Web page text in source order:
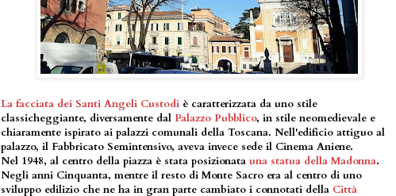
La facciata dei Santi Angeli Custodi è caratterizzata da uno stile
classicheggiante, diversamente dal Palazzo Pubblico, in stile neomedievale e
chiaramente ispirato ai palazzi comunali della Toscana. Nell'edificio attiguo al
palazzo, il Fabbricato Semintensivo, aveva invece sede il Cinema Aniene.
Nel 1948, al centro della piazza è stata posizionata una statua della Madonna.
Negli anni Cinquanta, mentre il resto di Monte Sacro era al centro di uno
sviluppo edilizio che ne ha in gran parte cambiato i connotati della Città